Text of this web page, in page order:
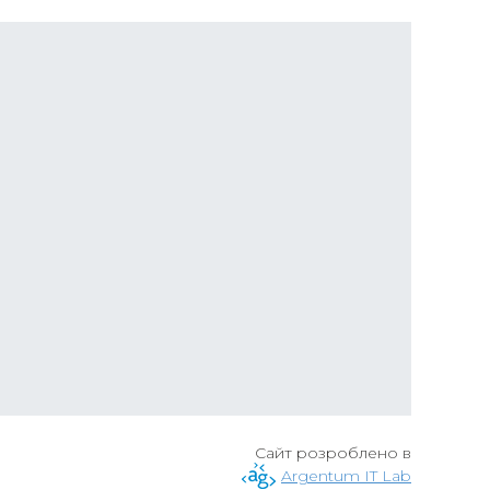
Сайт розроблено в
Argentum IT Lab